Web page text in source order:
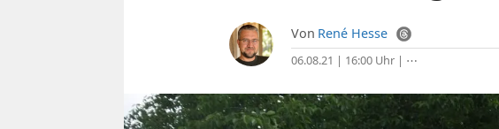
Von René Hesse
06.08.21 | 16:00 Uhr| ⋯